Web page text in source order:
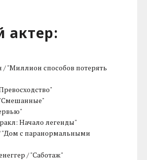
актер:
"Миллион способов потерять
Начало легенды"
"Дом с паранормальными
/ "Саботаж"